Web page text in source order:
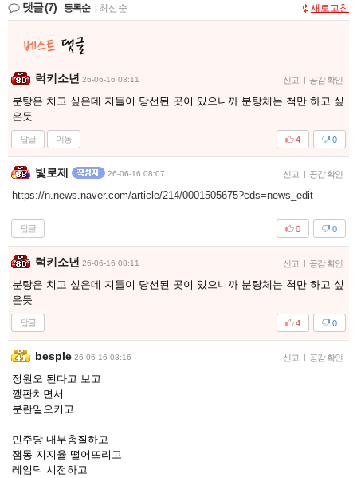
댓글(7) 등록순 최신순 새로고침
럭키소년 26-06-16 08:11 신고 공감 확인
분탕은 치고 싶은데 지들이 당선된 곳이 있으니까 분탕체는 척만 하고 싶
은듯
답글 이동 0
4
빛로제 26-06-16 08:07 신고 공감 확인
https://n.news.naver.com/article/214/0001505675?cds=news_edit
답글 0
0
럭키소년 26-06-16 08:11 신고 공감 확인
분탕은 치고 싶은데 지들이 당선된 곳이 있으니까 분탕체는 척만 하고 싶
은듯
답글 0
4
besple 26-06-16 08:16 신고 공감 확인
정원오 된다고 보고
깽판치면서
분란일으키고
민주당 내부총질하고
잼통 지지율 떨어뜨리고
레임덕 시전하고